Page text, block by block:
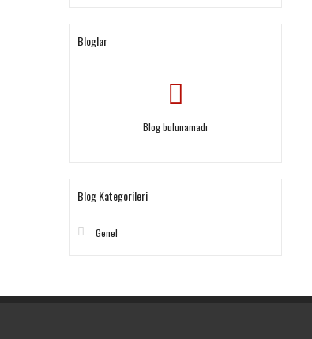
Bloglar
Blog bulunamadı
Blog Kategorileri
Genel